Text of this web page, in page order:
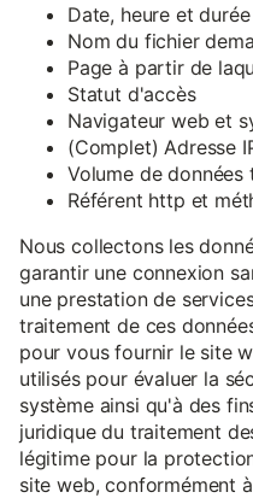
Date, heure et
Nom du fichier
Page à partir de
Statut d'accès
Navigateur web et
(Complet) Adresse
Volume de données
Référent http et
Nous collectons les
garantir une connexion
une prestation de
traitement de ces
pour vous fournir le site
utilisés pour évaluer la
système ainsi qu'à des
juridique du traitement
légitime pour la
site web, conformément